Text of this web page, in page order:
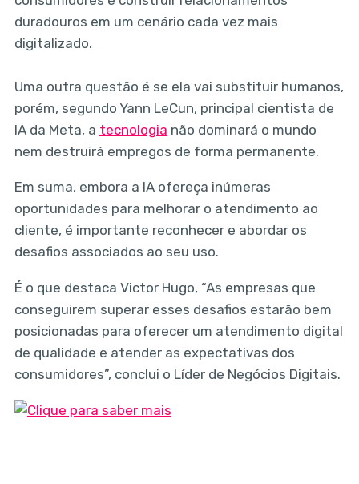
duradouros em um cenário cada vez mais
digitalizado.
Uma outra questão é se ela vai substituir humanos,
porém, segundo Yann LeCun, principal cientista de
IA da Meta, a tecnologia não dominará o mundo
nem destruirá empregos de forma permanente.
Em suma, embora a IA ofereça inúmeras
oportunidades para melhorar o atendimento ao
cliente, é importante reconhecer e abordar os
desafios associados ao seu uso.
É o que destaca Victor Hugo, “As empresas que
conseguirem superar esses desafios estarão bem
posicionadas para oferecer um atendimento digital
de qualidade e atender as expectativas dos
consumidores”, conclui o Líder de Negócios Digitais.